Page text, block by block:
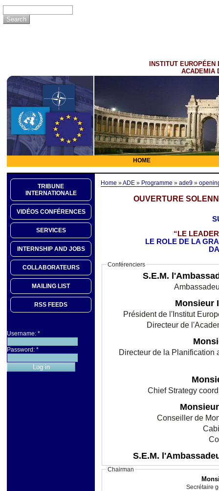
INSTITUT EUROPÉEN
ACADEMIA
HOME
TRIBUNE
INTERNATIONALE
VIDÉOS CONFÉRENCES
SERVICES
INTERNSHIP AND JOBS
COLLABORATEURS
MAILING LIST
RSS FEEDS
Username: *
Password: *
Home »ADE » Programme » ade9 »
OUVERTURE
“LE
LE ROLE DE LA
Conférenciers
S.E.M.
Monsieur
Président de l'Institut
Directeur de
Directeur de la Planification au Bureau privé du Secrétaire Général de
Chief Strategy
Conseiller de
S.E.M.
Chairman
Secrétaire